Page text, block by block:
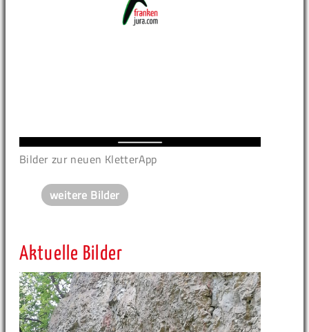
Bilder zur neuen KletterApp
weitere Bilder
Aktuelle Bilder